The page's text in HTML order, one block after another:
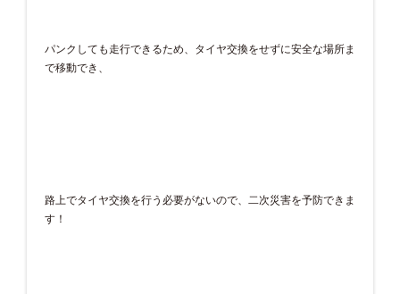
パンクしても走行できるため、タイヤ交換をせずに安全な場所ま
で移動でき、
路上でタイヤ交換を行う必要がないので、二次災害を予防できま
す！